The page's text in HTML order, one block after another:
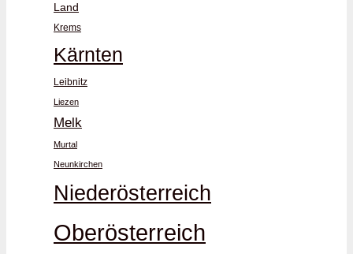
Land
Krems
Kärnten
Leibnitz
Liezen
Melk
Murtal
Neunkirchen
Niederösterreich
Oberösterreich